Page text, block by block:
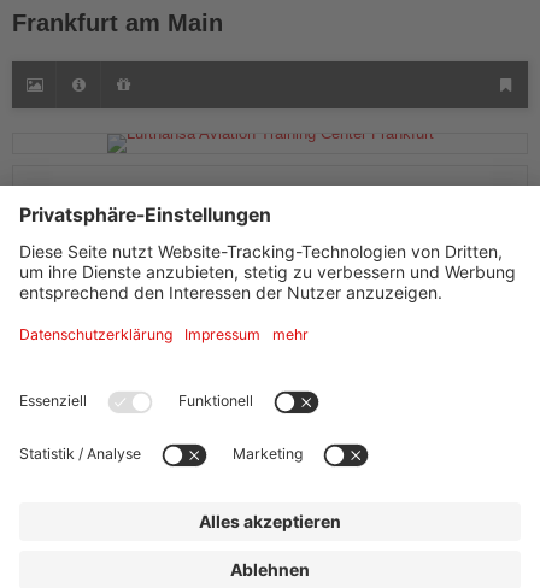
Frankfurt am Main
Ausstattung + Information
Adresse
Lufthansa Aviation Training Center Frankfurt
Pro Toura GmbH
Airportring, Tor 24
60549 Frankfurt am Main